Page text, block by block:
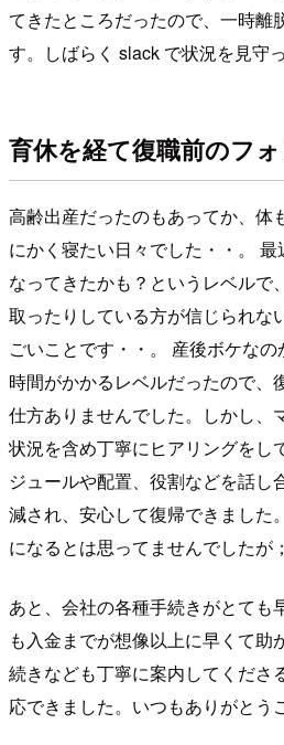
てきたところだったので、一時離
す。しばらく slack で状況を見守
育休を経て復職前のフ
高齢出産だったのもあってか、体
にかく寝たい日々でした・・。
なってきたかも？というレベルで
取ったりしている方が信じられな
ごいことです・・。 産後ボケな
時間がかかるレベルだったので、
仕方ありませんでした。しかし、
状況を含め丁寧にヒアリングをし
ジュールや配置、役割などを話し
減され、安心して復帰できました
になるとは思ってませんでしたが
あと、会社の各種手続きがとても
も入金までが想像以上に早くて助
続きなども丁寧に案内してくださ
応できました。いつもありがとう